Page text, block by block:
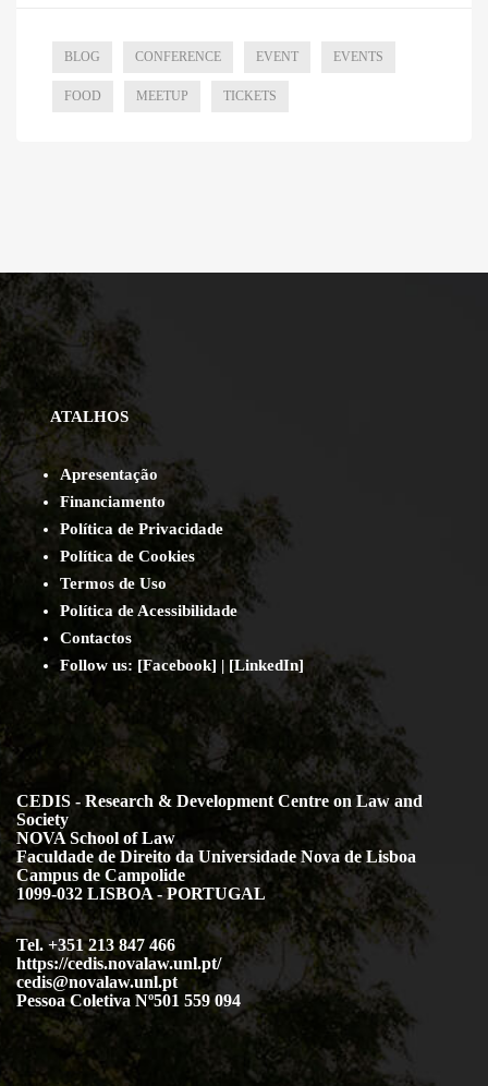
BLOG CONFERENCE EVENT EVENTS
FOOD MEETUP TICKETS
ATALHOS
Apresentação
Financiamento
Política de Privacidade
Política de Cookies
Termos de Uso
Política de Acessibilidade
Contactos
Follow us: [Facebook] | [LinkedIn]
CEDIS - Research & Development Centre on Law and
Society
NOVA School of Law
Faculdade de Direito da Universidade Nova de Lisboa
Campus de Campolide
1099-032 LISBOA - PORTUGAL
Tel. +351 213 847 466
https://cedis.novalaw.unl.pt/
cedis@novalaw.unl.pt
Pessoa Coletiva Nº501 559 094